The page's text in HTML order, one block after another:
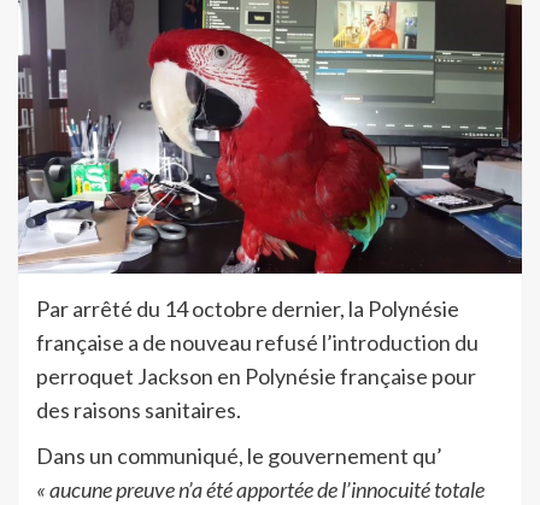
Par arrêté du 14 octobre dernier, la Polynésie
française a de nouveau refusé l’introduction du
perroquet Jackson en Polynésie française pour
des raisons sanitaires.
Dans un communiqué, le gouvernement qu’
« aucune preuve n’a été apportée de l’innocuité totale